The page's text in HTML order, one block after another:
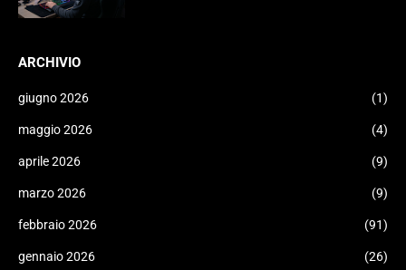
ARCHIVIO
giugno 2026 (1)
maggio 2026 (4)
aprile 2026 (9)
marzo 2026 (9)
febbraio 2026 (91)
gennaio 2026 (26)